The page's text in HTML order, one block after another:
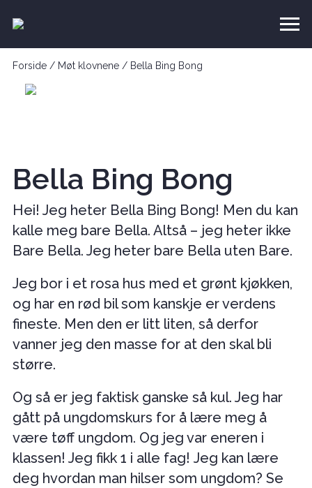
Forside / Møt klovnene / Bella Bing Bong
Bella Bing Bong
Hei! Jeg heter Bella Bing Bong! Men du kan
kalle meg bare Bella. Altså – jeg heter ikke
Bare Bella. Jeg heter bare Bella uten Bare.
Jeg bor i et rosa hus med et grønt kjøkken,
og har en rød bil som kanskje er verdens
fineste. Men den er litt liten, så derfor
vanner jeg den masse for at den skal bli
større.
Og så er jeg faktisk ganske så kul. Jeg har
gått på ungdomskurs for å lære meg å
være tøff ungdom. Og jeg var eneren i
klassen! Jeg fikk 1 i alle fag! Jeg kan lære
deg hvordan man hilser som ungdom? Se